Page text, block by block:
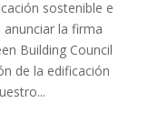
sostenible e
la firma
Building Council
de la edificación